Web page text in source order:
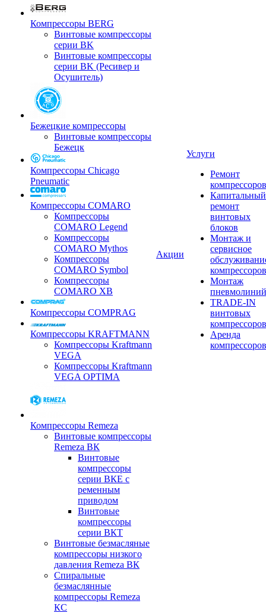
Компрессоры BERG
Винтовые компрессоры
серии BK
Винтовые компрессоры
серии BK (Ресивер и
Осушитель)
Бежецкие компрессоры
Винтовые компрессоры
Бежецк
Компрессоры Chicago
Pneumatic
Компрессоры COMARO
Компрессоры
COMARO Legend
Компрессоры
COMARO Mythos
Компрессоры
COMARO Symbol
Компрессоры
COMARO XB
Компрессоры COMPRAG
Компрессоры KRAFTMANN
Компрессоры Kraftmann
VEGA
Компрессоры Kraftmann
VEGA OPTIMA
Компрессоры Remeza
Винтовые компрессоры
Remeza ВК
Винтовые
компрессоры
серии ВКЕ с
ременным
приводом
Винтовые
компрессоры
серии ВКТ
Винтовые безмасляные
компрессоры низкого
давления Remeza ВК
Спиральные
безмаслянные
компрессоры Remeza
КС
Акции
Услуги
Ремонт
компрессоров
Капитальный
ремонт
винтовых
блоков
Монтаж и
сервисное
компрессоров
Монтаж
пневмолиний
TRADE-IN
винтовых
компрессоров
Аренда
компрессоров